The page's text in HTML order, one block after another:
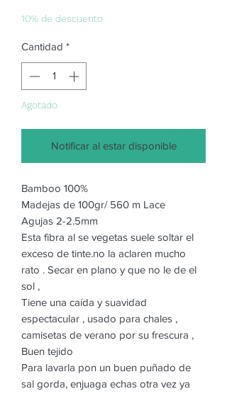
10% de descuento
Cantidad *
Agotado
Notificar al estar disponible
Bamboo 100%
Madejas de 100gr/ 560 m Lace
Agujas 2-2.5mm
Esta fibra al se vegetas suele soltar el
exceso de tinte.no la aclaren mucho
rato . Secar en plano y que no le de el
sol ,
Tiene una caída y suavidad
espectacular , usado para chales ,
camisetas de verano por su frescura ,
Buen tejido
Para lavarla pon un buen puñado de
sal gorda, enjuaga echas otra vez ya